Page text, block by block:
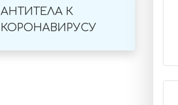
АНТИТЕЛА К
КОРОНАВИРУСУ